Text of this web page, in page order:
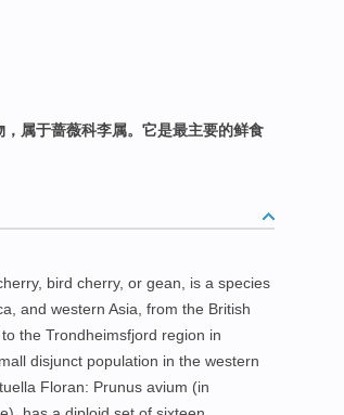
属于蔷薇科李属。它是最主要的鲜食
bird cherry, or gean, is a species
and western Asia, from the British
the Trondheimsfjord region in
disjunct population in the western
Floran: Prunus avium (in